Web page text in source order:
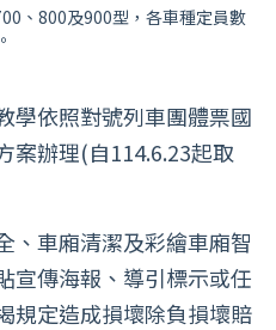
、800及900型，各車種定員數
學依照對號列車團體票國
案辦理(自114.6.23起取
、車廂清潔及彩繪車廂智
宣傳海報、導引標示或任
規定造成損壞除負損壞賠